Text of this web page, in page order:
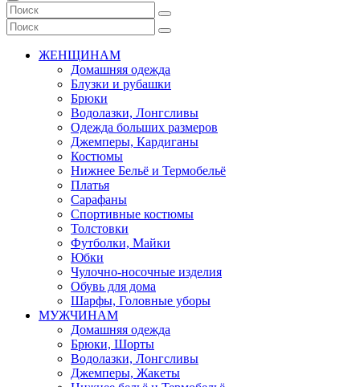
ЖЕНЩИНАМ
Домашняя одежда
Блузки и рубашки
Брюки
Водолазки, Лонгсливы
Одежда больших размеров
Джемперы, Кардиганы
Костюмы
Нижнее Бельё и Термобельё
Платья
Сарафаны
Спортивные костюмы
Толстовки
Футболки, Майки
Юбки
Чулочно-носочные изделия
Обувь для дома
Шарфы, Головные уборы
МУЖЧИНАМ
Домашняя одежда
Брюки, Шорты
Водолазки, Лонгсливы
Джемперы, Жакеты